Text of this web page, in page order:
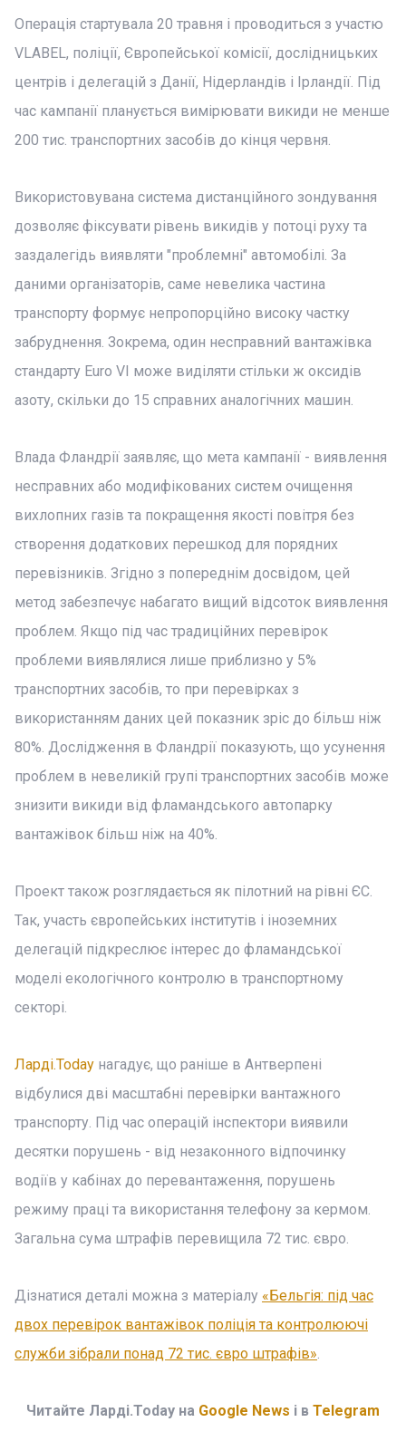
Операція стартувала 20 травня і проводиться з участю
VLABEL, поліції, Європейської комісії, дослідницьких
центрів і делегацій з Данії, Нідерландів і Ірландії. Під
час кампанії планується вимірювати викиди не менше
200 тис. транспортних засобів до кінця червня.
Використовувана система дистанційного зондування
дозволяє фіксувати рівень викидів у потоці руху та
заздалегідь виявляти "проблемні" автомобілі. За
даними організаторів, саме невелика частина
транспорту формує непропорційно високу частку
забруднення. Зокрема, один несправний вантажівка
стандарту Euro VI може виділяти стільки ж оксидів
азоту, скільки до 15 справних аналогічних машин.
Влада Фландрії заявляє, що мета кампанії - виявлення
несправних або модифікованих систем очищення
вихлопних газів та покращення якості повітря без
створення додаткових перешкод для порядних
перевізників. Згідно з попереднім досвідом, цей
метод забезпечує набагато вищий відсоток виявлення
проблем. Якщо під час традиційних перевірок
проблеми виявлялися лише приблизно у 5%
транспортних засобів, то при перевірках з
використанням даних цей показник зріс до більш ніж
80%. Дослідження в Фландрії показують, що усунення
проблем в невеликій групі транспортних засобів може
знизити викиди від фламандського автопарку
вантажівок більш ніж на 40%.
Проект також розглядається як пілотний на рівні ЄС.
Так, участь європейських інститутів і іноземних
делегацій підкреслює інтерес до фламандської
моделі екологічного контролю в транспортному
секторі.
Ларді.Today нагадує, що раніше в Антверпені
відбулися дві масштабні перевірки вантажного
транспорту. Під час операцій інспектори виявили
десятки порушень - від незаконного відпочинку
водіїв у кабінах до перевантаження, порушень
режиму праці та використання телефону за кермом.
Загальна сума штрафів перевищила 72 тис. євро.
Дізнатися деталі можна з матеріалу «Бельгія: під час
двох перевірок вантажівок поліція та контролюючі
служби зібрали понад 72 тис. євро штрафів».
Читайте Ларді.Today на Google News і в Telegram